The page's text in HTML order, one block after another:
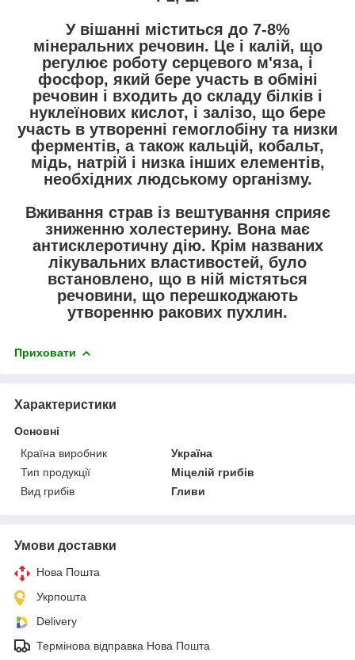
У вішанні міститься до 7-8%
мінеральних речовин. Це і калій, що
регулює роботу серцевого м'яза, і
фосфор, який бере участь в обміні
речовин і входить до складу білків і
нуклеїнових кислот, і залізо, що бере
участь в утворенні гемоглобіну та низки
ферментів, а також кальцій, кобальт,
мідь, натрій і низка інших елементів,
необхідних людському організму.
Вживання страв із вештування сприяє
зниженню холестерину. Вона має
антисклеротичну дію. Крім названих
лікувальних властивостей, було
встановлено, що в ній містяться
речовини, що перешкоджають
утворенню ракових пухлин.
Приховати
Характеристики
Основні
Країна виробник
Україна
Тип продукції
Міцелій грибів
Вид грибів
Гливи
Умови доставки
Нова Пошта
Укрпошта
Delivery
Термінова відправка Нова Пошта